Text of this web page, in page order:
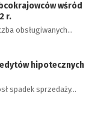
wśród
r.
obsługiwanych…
hipotecznych
spadek sprzedaży…